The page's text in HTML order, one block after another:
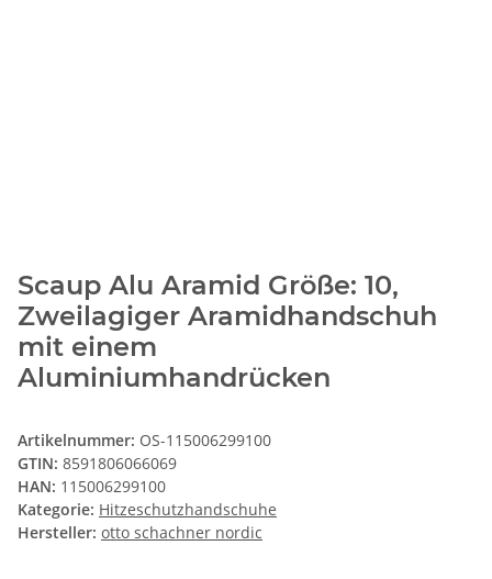
Scaup Alu Aramid Größe: 10,
Zweilagiger Aramidhandschuh
mit einem
Aluminiumhandrücken
Artikelnummer: OS-115006299100
GTIN: 8591806066069
HAN: 115006299100
Kategorie: Hitzeschutzhandschuhe
Hersteller: otto schachner nordic